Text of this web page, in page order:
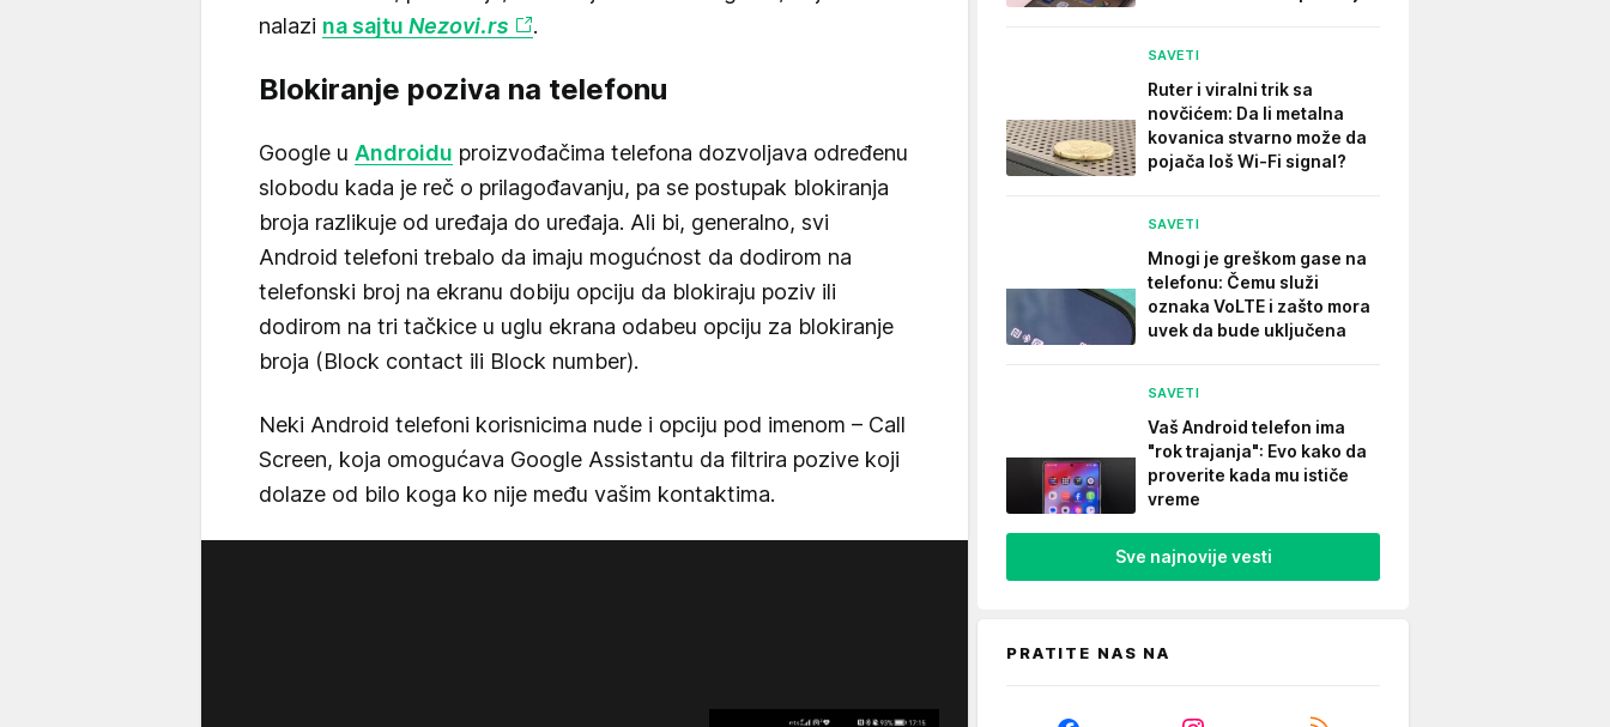
nalazi na sajtu Nezovi.rs .
Blokiranje poziva na telefonu
Google u Androidu proizvođačima telefona dozvoljava određenu
slobodu kada je reč o prilagođavanju, pa se postupak blokiranja
broja razlikuje od uređaja do uređaja. Ali bi, generalno, svi
Android telefoni trebalo da imaju mogućnost da dodirom na
telefonski broj na ekranu dobiju opciju da blokiraju poziv ili
dodirom na tri tačkice u uglu ekrana odabeu opciju za blokiranje
broja (Block contact ili Block number).
Neki Android telefoni korisnicima nude i opciju pod imenom – Call
Screen, koja omogućava Google Assistantu da filtrira pozive koji
dolaze od bilo koga ko nije među vašim kontaktima.
SAVETI
Ruter i viralni trik sa
novčićem: Da li metalna
kovanica stvarno može da
pojača loš Wi-Fi signal?
SAVETI
Mnogi je greškom gase na
telefonu: Čemu služi
oznaka VoLTE i zašto mora
uvek da bude uključena
SAVETI
Vaš Android telefon ima
"rok trajanja": Evo kako da
proverite kada mu ističe
vreme
Sve najnovije vesti
PRATITE NAS NA